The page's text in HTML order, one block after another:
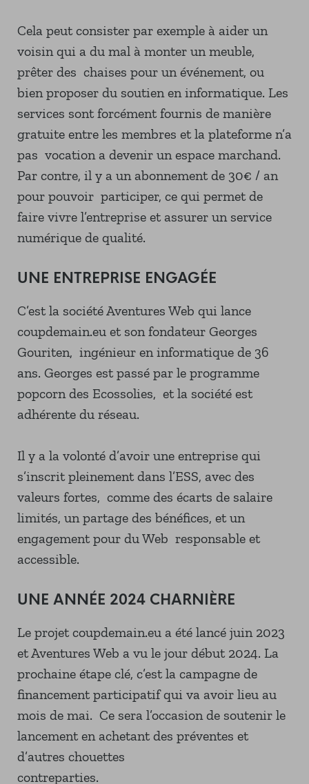
Cela peut consister par exemple à aider un
voisin qui a du mal à monter un meuble,
prêter des chaises pour un événement, ou
bien proposer du soutien en informatique. Les
services sont forcément fournis de manière
gratuite entre les membres et la plateforme n’a
pas vocation a devenir un espace marchand.
Par contre, il y a un abonnement de 30€ / an
pour pouvoir participer, ce qui permet de
faire vivre l’entreprise et assurer un service
numérique de qualité.
UNE ENTREPRISE ENGAGÉE
C’est la société Aventures Web qui lance
coupdemain.eu et son fondateur Georges
Gouriten, ingénieur en informatique de 36
ans. Georges est passé par le programme
popcorn des Ecossolies, et la société est
adhérente du réseau.
Il y a la volonté d’avoir une entreprise qui
s’inscrit pleinement dans l’ESS, avec des
valeurs fortes, comme des écarts de salaire
limités, un partage des bénéfices, et un
engagement pour du Web responsable et
accessible.
UNE ANNÉE 2024 CHARNIÈRE
Le projet coupdemain.eu a été lancé juin 2023
et Aventures Web a vu le jour début 2024. La
prochaine étape clé, c’est la campagne de
financement participatif qui va avoir lieu au
mois de mai. Ce sera l’occasion de soutenir le
lancement en achetant des préventes et
d’autres chouettes
contreparties.